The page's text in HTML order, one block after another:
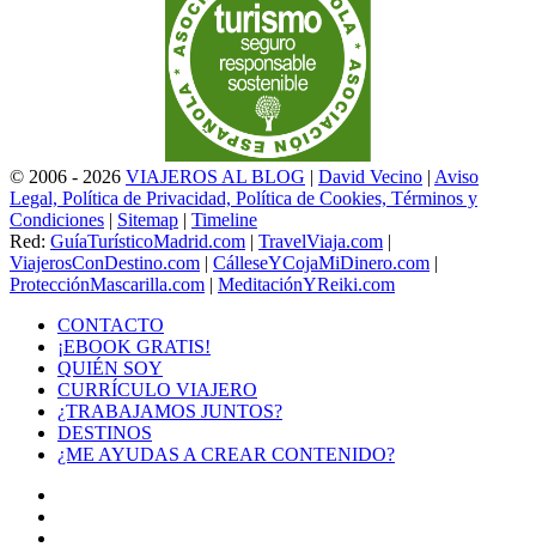
© 2006 - 2026 VIAJEROS AL BLOG | David Vecino | Aviso
Legal, Política de Privacidad, Política de Cookies, Términos y
Condiciones | Sitemap | Timeline
Red: GuíaTurísticoMadrid.com | TravelViaja.com |
ViajerosConDestino.com | CálleseYCojaMiDinero.com |
ProtecciónMascarilla.com | MeditaciónYReiki.com
CONTACTO
¡EBOOK GRATIS!
QUIÉN SOY
CURRÍCULO VIAJERO
¿TRABAJAMOS JUNTOS?
DESTINOS
¿ME AYUDAS A CREAR CONTENIDO?